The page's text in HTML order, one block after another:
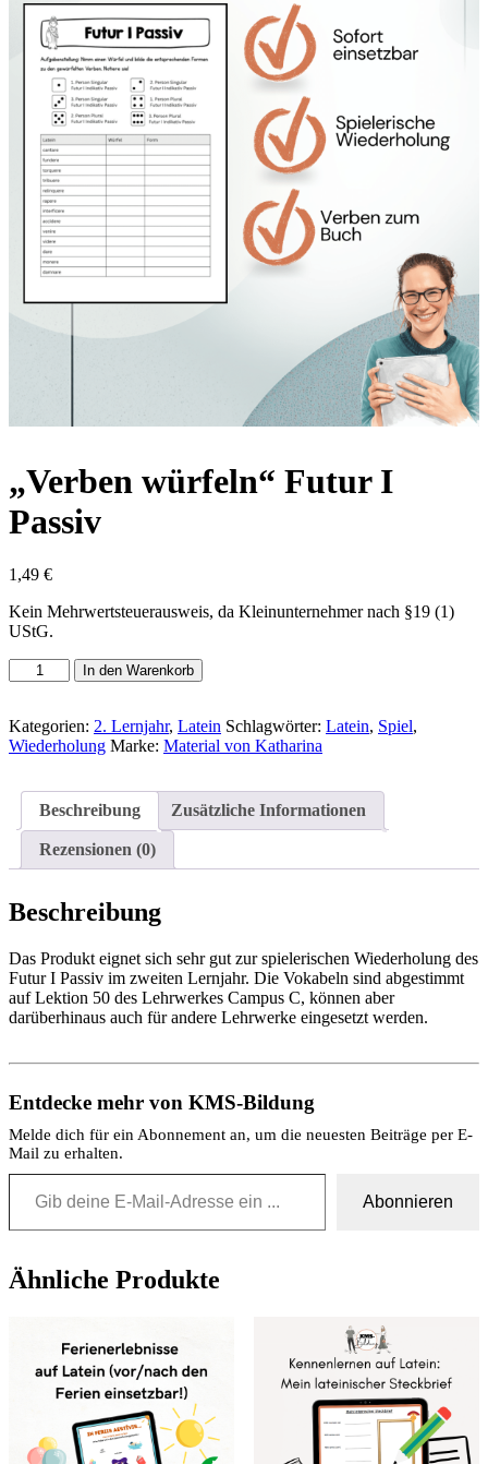
„Verben würfeln“ Futur I
Passiv
1,49 €
Kein Mehrwertsteuerausweis, da Kleinunternehmer nach §19 (1)
UStG.
"Verben
würfeln"
I
Passiv
In den Warenkorb
Kategorien: 2. Lernjahr, Latein Schlagwörter: Latein, Spiel,
Wiederholung Marke: Material von Katharina
Beschreibung Zusätzliche Informationen
Rezensionen (0)
Beschreibung
Das Produkt eignet sich sehr gut zur spielerischen Wiederholung des
Futur I Passiv im zweiten Lernjahr. Die Vokabeln sind abgestimmt
auf Lektion 50 des Lehrwerkes Campus C, können aber
darüberhinaus auch für andere Lehrwerke eingesetzt werden.
Entdecke mehr von KMS-Bildung
Melde dich für ein Abonnement an, um die neuesten Beiträge per E-
Mail zu erhalten.
Gib deine E-Mail-Adresse ein ...
Abonnieren
Ähnliche Produkte